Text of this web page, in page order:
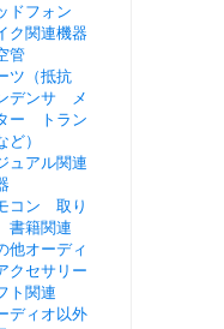
ドフォン
ク関連機器
管
ツ（抵抗
デンサ メ
ー トラン
ど）
ュアル関連
コン 取り
籍関連
他オーディ
クセサリー
ト関連
ディオ以外